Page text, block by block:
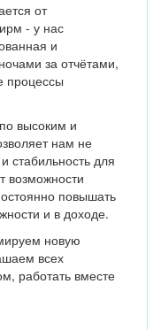
от
- у нас
и
за отчётами,
процессы
высоким и
нам не
стабильность для
возможности
повышать
и в доходе.
новую
всех
работать вместе